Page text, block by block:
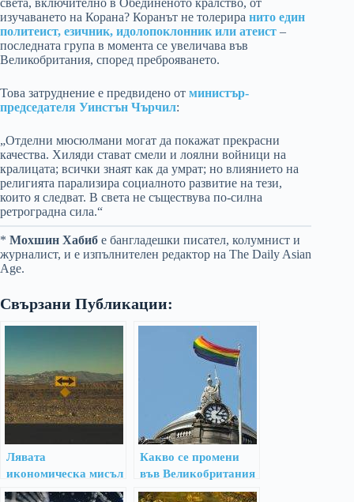
изучаването на Корана? Коранът не толерира нито един
политеист, езичник, идолопоклонник или атеист –
последната група в момента се увеличава във
Великобритания, според преброяването.
Това затруднение е предвидено от министър-
председателя Уинстън Чърчил:
„Отделни мюсюлмани могат да покажат прекрасни
качества. Хиляди стават смели и лоялни войници на
кралицата; всички знаят как да умрат; но влиянието на
религията парализира социалното развитие на тези,
които я следват. В света не съществува по-силна
ретроградна сила.“
* Мохшин Хабиб е бангладешки писател, колумнист и
журналист, и е изпълнителен редактор на The Daily Asian
Age.
Свързани Публикации:
Лявата
икономическа мисъл
не може да победи
Какво се промени
във Великобритания
след легализирането